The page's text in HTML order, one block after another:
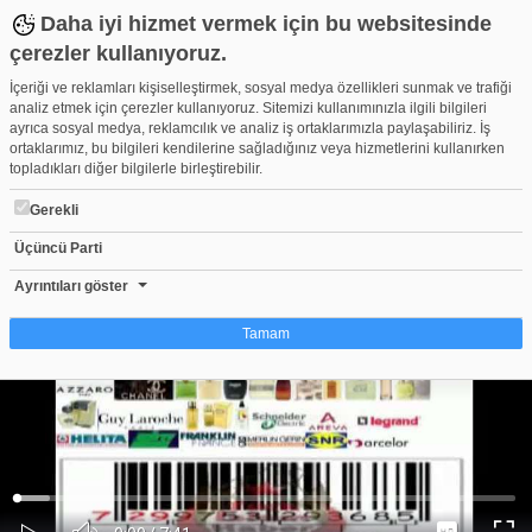
Daha iyi hizmet vermek için bu websitesinde
çerezler kullanıyoruz.
İçeriği ve reklamları kişiselleştirmek, sosyal medya özellikleri sunmak ve trafiği
analiz etmek için çerezler kullanıyoruz. Sitemizi kullanımınızla ilgili bilgileri
ayrıca sosyal medya, reklamcılık ve analiz iş ortaklarımızla paylaşabiliriz. İş
ortaklarımız, bu bilgileri kendilerine sağladığınız veya hizmetlerini kullanırken
topladıkları diğer bilgilerle birleştirebilir.
Gerekli
Üçüncü Parti
Ayrıntıları göster
Tamam
Çerez nedir?
Çerezler, web-sitelerinin, kullanıcıların deneyimlerini daha verimli hale getirmek
amacıyla kullandığı küçük metin dosyalarıdır. Yasalara göre, bu sitenin
işletilmesi için kesinlikle gerekli olan çerezleri cihazınıza yerleştirebiliyoruz.
Diğer çerez türleri için sizden izin almamız gerekiyor. Bu site farklı çerez türleri
kullanmaktadır. Bazı çerezler, sayfalarımızda yer alan üçüncü şahıs hizmetleri
tarafından yerleştirilir. İzniniz şu alanlar için geçerlidir: web.tv
Ses
Yüklendi
Yükleniyor
HABER55 TV TVBİLİRKİŞİLER REKLAM YAZARI ŞAİR HASAN